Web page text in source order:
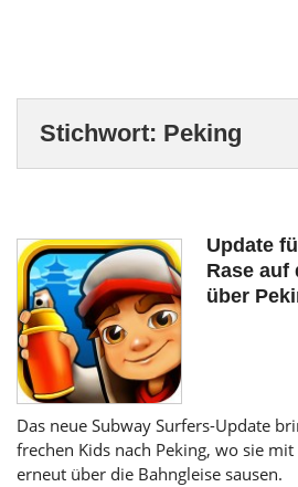
Stichwort: Peking
Update
Rase auf
über
Das neue Subway Surfers-Update
frechen Kids nach Peking, wo sie
erneut über die Bahngleise sausen.